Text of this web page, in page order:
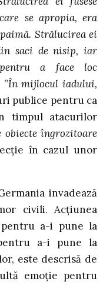
se apropia, era
Strălucirea ei
saci de nisip, iar
a face loc
”În mijlocul iadului,
publice pentru ca
timpul atacurilor
obiecte îngrozitoare
în cazul unor
invadează
civili. Acțiunea
a-i pune la
a-i pune la
este descrisă de
emoție pentru